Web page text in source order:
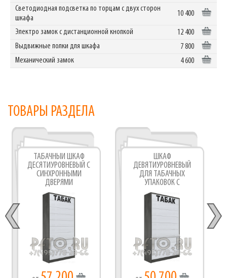
Светодиодная подсветка по торцам с двух сторон
шкафа
10 400
Электро замок с дистанционной кнопкой
12 400
Выдвижные полки для шкафа
7 800
Механический замок
4 600
ТОВАРЫ РАЗДЕЛА
ТАБАЧНЫЙ ШКАФ
ДЕСЯТИУРОВНЕВЫЙ С
СИНХРОННЫМИ
ДВЕРЯМИ
ШКАФ
ДЕВЯТИУРОВНЕВЫЙ
ДЛЯ ТАБАЧНЫХ
УПАКОВОК С
СИНХРОННЫМИ
ДВЕРЯМИ